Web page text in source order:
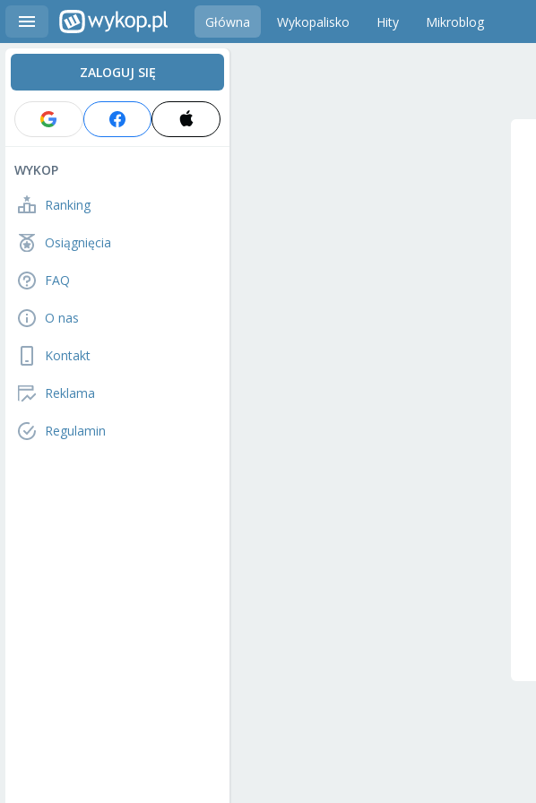
Główna Wykopalisko Hity Mikroblog
ZALOGUJ SIĘ
WYKOP
Ranking
Osiągnięcia
FAQ
O nas
Kontakt
Reklama
Regulamin